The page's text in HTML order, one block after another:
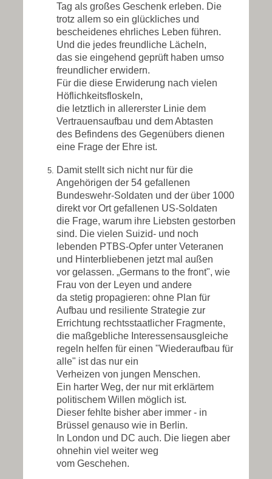
Tag als großes Geschenk erleben. Die
trotz allem so ein glückliches und
bescheidenes ehrliches Leben führen.
Und die jedes freundliche Lächeln,
das sie eingehend geprüft haben umso
freundlicher erwidern.
Für die diese Erwiderung nach vielen
Höflichkeitsfloskeln,
die letztlich in allererster Linie dem
Vertrauensaufbau und dem Abtasten
des Befindens des Gegenübers dienen
eine Frage der Ehre ist.
Damit stellt sich nicht nur für die
Angehörigen der 54 gefallenen
Bundeswehr-Soldaten und der über 1000
direkt vor Ort gefallenen US-Soldaten
die Frage, warum ihre Liebsten gestorben
sind. Die vielen Suizid- und noch
lebenden PTBS-Opfer unter Veteranen
und Hinterbliebenen jetzt mal außen
vor gelassen. „Germans to the front", wie
Frau von der Leyen und andere
da stetig propagieren: ohne Plan für
Aufbau und resiliente Strategie zur
Errichtung rechtsstaatlicher Fragmente,
die maßgebliche Interessensausgleiche
regeln helfen für einen "Wiederaufbau für
alle" ist das nur ein
Verheizen von jungen Menschen.
Ein harter Weg, der nur mit erklärtem
politischem Willen möglich ist.
Dieser fehlte bisher aber immer - in
Brüssel genauso wie in Berlin.
In London und DC auch. Die liegen aber
ohnehin viel weiter weg
vom Geschehen.